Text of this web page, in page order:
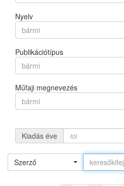
Nyelv
bármi
Publikációtípus
bármi
Műfaji megnevezés
bármi
Kiadás éve
Szerző